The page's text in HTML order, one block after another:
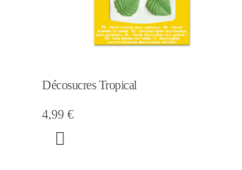
Décosucres Tropical
4,99 €